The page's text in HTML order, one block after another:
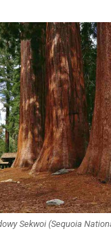
Sekwoi (Sequoia